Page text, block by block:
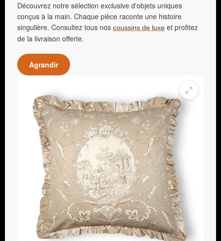
Découvrez notre sélection exclusive d'objets uniques
conçus à la main. Chaque pièce raconte une histoire
singulière. Consultez tous nos coussins de luxe et profitez
de la livraison offerte.
Agrandir